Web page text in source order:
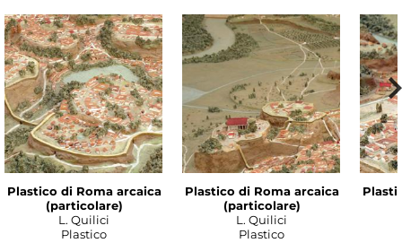
Plastico di Roma arcaica
(particolare)
L. Quilici
Plastico
Plastico di Roma arcaica
(particolare)
L. Quilici
Plastico